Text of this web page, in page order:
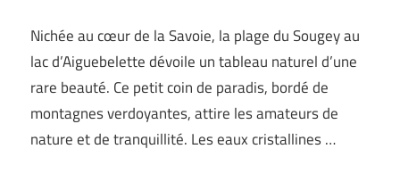
Nichée au cœur de la Savoie, la plage du Sougey au
lac d’Aiguebelette dévoile un tableau naturel d’une
rare beauté. Ce petit coin de paradis, bordé de
montagnes verdoyantes, attire les amateurs de
nature et de tranquillité. Les eaux cristallines …